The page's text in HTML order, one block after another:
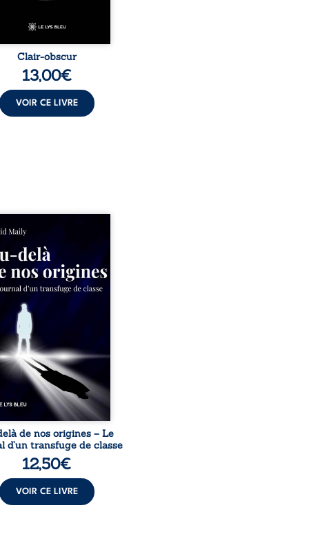
Clair-obscur
13,00€
VOIR CE LIVRE
un milieu populaire où
tenaient lieu de
David a choisi la
Très tôt, l’école et les
deviennent ses armes de
sociale. S’arracher à
exige pourtant un
Pris entre deux
l’homme réalise que
professionnels ne
guérissent ni ...
de nos origines – Le
d’un transfuge de classe
12,50€
VOIR CE LIVRE